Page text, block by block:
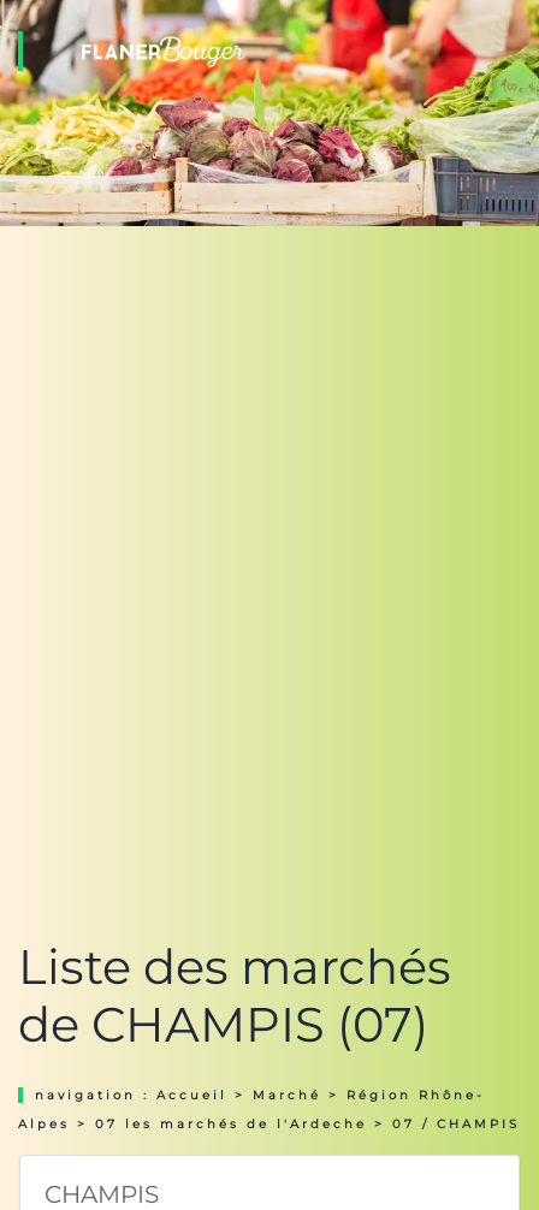
Liste des marchés
de CHAMPIS (07)
navigation : Accueil > Marché > Région Rhône-
Alpes
> 07 les marchés de l'Ardeche > 07 / CHAMPIS
CHAMPIS